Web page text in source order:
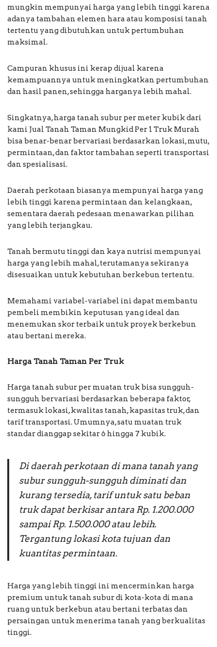
mungkin mempunyai harga yang lebih tinggi karena
adanya tambahan elemen hara atau komposisi tanah
tertentu yang dibutuhkan untuk pertumbuhan
maksimal.
Campuran khusus ini kerap dijual karena
kemampuannya untuk meningkatkan pertumbuhan
dan hasil panen, sehingga harganya lebih mahal.
Singkatnya, harga tanah subur per meter kubik dari
kami Jual Tanah Taman Mungkid Per 1 Truk Murah
bisa benar-benar bervariasi berdasarkan lokasi, mutu,
permintaan, dan faktor tambahan seperti transportasi
dan spesialisasi.
Daerah perkotaan biasanya mempunyai harga yang
lebih tinggi karena permintaan dan kelangkaan,
sementara daerah pedesaan menawarkan pilihan
yang lebih terjangkau.
Tanah bermutu tinggi dan kaya nutrisi mempunyai
harga yang lebih mahal, terutamanya sekiranya
disesuaikan untuk kebutuhan berkebun tertentu.
Memahami variabel-variabel ini dapat membantu
pembeli membikin keputusan yang ideal dan
menemukan skor terbaik untuk proyek berkebun
atau bertani mereka.
Harga Tanah Taman Per Truk
Harga tanah subur per muatan truk bisa sungguh-
sungguh bervariasi berdasarkan beberapa faktor,
termasuk lokasi, kwalitas tanah, kapasitas truk, dan
tarif transportasi. Umumnya, satu muatan truk
standar dianggap sekitar 6 hingga 7 kubik.
Di daerah perkotaan di mana tanah yang
subur sungguh-sungguh diminati dan
kurang tersedia, tarif untuk satu beban
truk dapat berkisar antara Rp. 1.200.000
sampai Rp. 1.500.000 atau lebih.
Tergantung lokasi kota tujuan dan
kuantitas permintaan.
Harga yang lebih tinggi ini mencerminkan harga
premium untuk tanah subur di kota-kota di mana
ruang untuk berkebun atau bertani terbatas dan
persaingan untuk menerima tanah yang berkualitas
tinggi.